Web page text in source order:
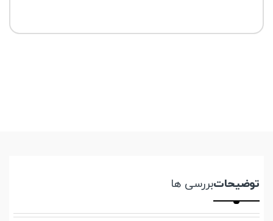
توضیحاتبررسی ها